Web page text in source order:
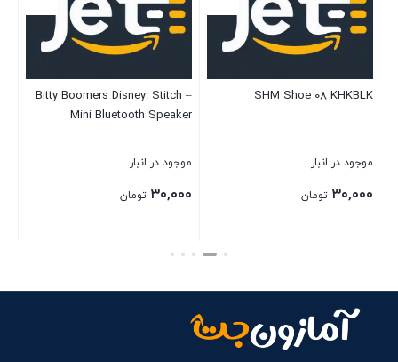
SHM Shoe 08 KHKBLK
موجود در انبار
۳۰,۰۰۰ تومان
Bitty Boomers Disney: Stitch –
Mini Bluetooth Speaker
موجود در انبار
۳۰,۰۰۰ تومان
بستن